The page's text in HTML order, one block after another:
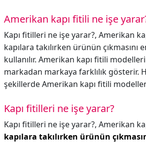
Amerikan kapı fitili ne işe
Kapı fitilleri ne işe yarar?, Amerikan
kapılara takılırken ürünün çıkmasını
kullanılır. Amerikan kapı fitili
markadan markaya farklılık gösterir.
şekillerde Amerikan kapı fitili
Kapı fitilleri ne işe yarar?
Kapı fitilleri ne işe yarar?, Amerikan
kapılara takılırken ürünün